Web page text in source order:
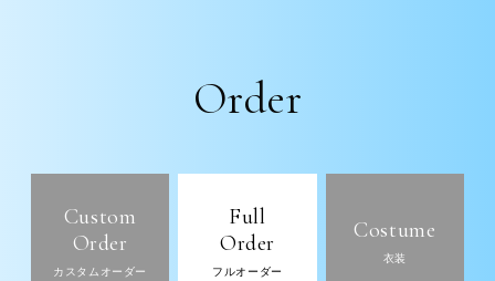
Order
Custom
Order
カスタムオーダー
Full
Order
フルオーダー
Costume
衣装